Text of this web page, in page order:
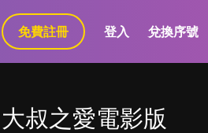
免費註冊 登入 兌換序號
大叔之愛電影版